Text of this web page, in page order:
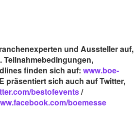
und Aussteller auf,
Teilnahmebedingungen,
finden sich auf: www.boe-
präsentiert sich auch auf Twitter,
bestofevents/
boemesse